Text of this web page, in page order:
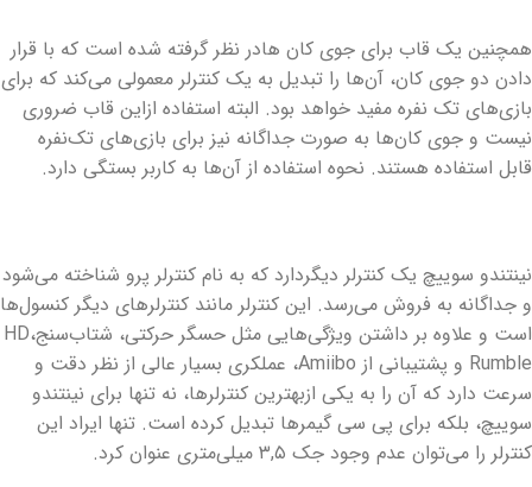
همچنین یک قاب برای جوی کان هادر نظر گرفته شده است که با قرار
دادن دو جوی کان، آن‌ها را تبدیل به یک کنترلر معمولی می‌کند که برای
بازی‌های تک نفره مفید خواهد بود. البته استفاده ازاین قاب ضروری
نیست و جوی کان‌ها به صورت جداگانه نیز برای بازی‌های تک‌نفره
قابل استفاده هستند. نحوه استفاده از آن‌ها به کاربر بستگی دارد.
نینتندو سوییچ یک کنترلر دیگردارد که به نام کنترلر پرو شناخته می‌شود
و جداگانه به فروش می‌رسد. این کنترلر مانند کنترلرهای دیگر کنسول‌ها
است و علاوه بر داشتن ویژگی‌هایی مثل حسگر حرکتی، شتاب‌سنج،HD
Rumble و پشتیبانی از Amiibo، عملکری بسیار عالی از نظر دقت و
سرعت دارد که آن را به یکی ازبهترین کنترلرها، نه تنها برای نینتندو
سوییچ، بلکه برای پی سی گیمرها تبدیل کرده است. تنها ایراد این
کنترلر را می‌توان عدم وجود جک ۳,۵ میلی‌متری عنوان کرد.